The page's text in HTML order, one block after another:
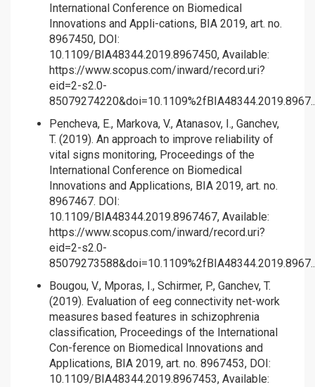
International Conference on Biomedical
Innovations and Appli-cations, BIA 2019, art. no.
8967450, DOI:
10.1109/BIA48344.2019.8967450, Available:
https://www.scopus.com/inward/record.uri?
eid=2-s2.0-
Pencheva, E., Markova, V., Atanasov, I., Ganchev,
T. (2019). An approach to improve reliability of
vital signs monitoring, Proceedings of the
International Conference on Biomedical
Innovations and Applications, BIA 2019, art. no.
8967467. DOI:
10.1109/BIA48344.2019.8967467, Available:
https://www.scopus.com/inward/record.uri?
eid=2-s2.0-
Bougou, V., Mporas, I., Schirmer, P., Ganchev, T.
(2019). Evaluation of eeg connectivity net-work
measures based features in schizophrenia
classification, Proceedings of the International
Con-ference on Biomedical Innovations and
Applications, BIA 2019, art. no. 8967453, DOI:
10.1109/BIA48344.2019.8967453, Available: